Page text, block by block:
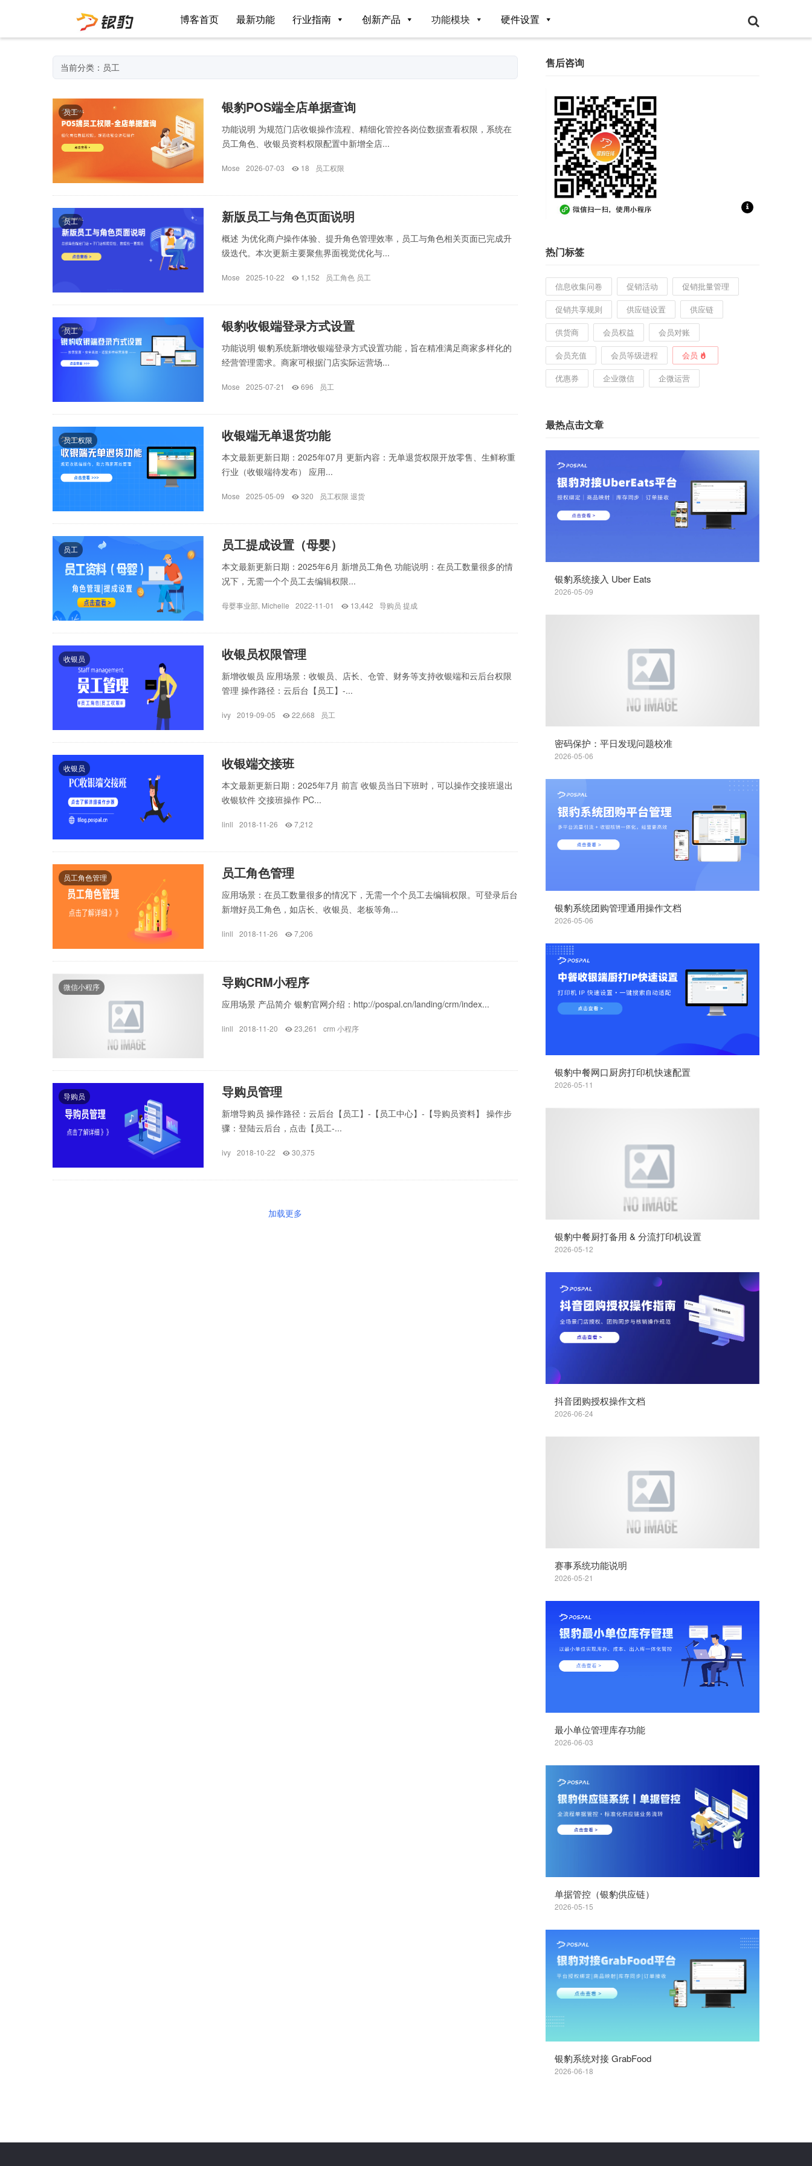
博客首页 最新功能 行业指南 创新产品 功能模块 硬件设置
当前分类：员工
员工 银豹POS端全店单据查询
功能说明 为规范门店收银操作流程、精细化管控各岗位数据查看权限，系统在
员工角色、收银员资料权限配置中新增全店...
Mose 2026-07-03 18 员工权限
员工 新版员工与角色页面说明
概述 为优化商户操作体验、提升角色管理效率，员工与角色相关页面已完成升
级迭代。本次更新主要聚焦界面视觉优化与...
Mose 2025-10-22 1,152 员工角色 员工
员工 银豹收银端登录方式设置
功能说明 银豹系统新增收银端登录方式设置功能，旨在精准满足商家多样化的
经营管理需求。商家可根据门店实际运营场...
Mose 2025-07-21 696 员工
员工权限 收银端无单退货功能
本文最新更新日期：2025年07月 更新内容：无单退货权限开放零售、生鲜称重
行业（收银端待发布） 应用...
Mose 2025-05-09 320 员工权限 退货
员工 员工提成设置（母婴）
本文最新更新日期：2025年6月 新增员工角色 功能说明：在员工数量很多的情
况下，无需一个个员工去编辑权限...
母婴事业部, Michelle 2022-11-01 13,442 导购员 提成
收银员 收银员权限管理
新增收银员 应用场景：收银员、店长、仓管、财务等支持收银端和云后台权限
管理 操作路径：云后台【员工】-...
ivy 2019-09-05 22,668 员工
收银员 收银端交接班
本文最新更新日期：2025年7月 前言 收银员当日下班时，可以操作交接班退出
收银软件 交接班操作 PC...
linll 2018-11-26 7,212
员工角色管理 员工角色管理
应用场景：在员工数量很多的情况下，无需一个个员工去编辑权限。可登录后台
新增好员工角色，如店长、收银员、老板等角...
linll 2018-11-26 7,206
微信小程序 导购CRM小程序
应用场景 产品简介 银豹官网介绍：http://pospal.cn/landing/crm/index...
linll 2018-11-20 23,261 crm 小程序
导购员 导购员管理
新增导购员 操作路径：云后台【员工】-【员工中心】-【导购员资料】 操作步
骤：登陆云后台，点击【员工-...
ivy 2018-10-22 30,375
加载更多
售后咨询
扫一扫联系售后咨询
热门标签
信息收集问卷 促销活动
促销批量管理
促销共享规则
供应链设置
供应链
供货商
会员权益
会员对账
会员充值
会员等级进程
会员
优惠券
企业微信 企微运营
最热点击文章
银豹系统接入 Uber Eats
2026-05-09
密码保护：平日发现问题校准
2026-05-06
银豹系统团购管理通用操作文档
2026-05-06
银豹中餐网口厨房打印机快速配置
2026-05-11
银豹中餐厨打备用 & 分流打印机设置
2026-05-12
抖音团购授权操作文档
2026-06-24
赛事系统功能说明
2026-05-21
最小单位管理库存功能
2026-06-03
单据管控（银豹供应链）
2026-05-15
银豹系统对接 GrabFood
2026-06-18